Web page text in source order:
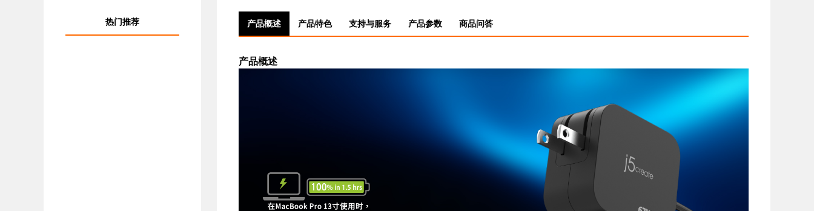
热门推荐 产品概述 产品特色 支持与服务 产品参数 商品问答
产品概述